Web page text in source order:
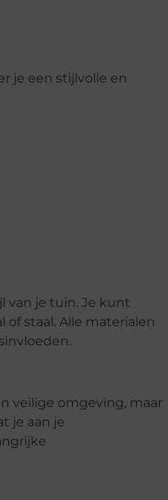
je een stijlvolle en
van je tuin. Je kunt
staal. Alle materialen
veilige omgeving, maar
je aan je